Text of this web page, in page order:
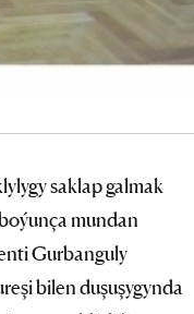
saklap galmak
mundan
Gurbanguly
bilen duşuşygynda